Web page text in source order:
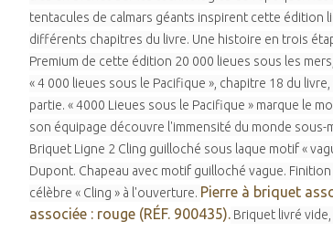
tentacules de calmars géants inspirent cette édition
différents chapitres du livre. Une histoire en trois
Premium de cette édition 20 000 lieues sous les
« 4 000 lieues sous le Pacifique », chapitre 18 du
partie. « 4000 Lieues sous le Pacifique » marque le
son équipage découvre l'immensité du monde
Briquet Ligne 2 Cling guilloché sous laque motif «
Dupont. Chapeau avec motif guilloché vague.
célèbre « Cling » à l'ouverture. Pierre à briquet
associée : rouge (RÉF. 900435). Briquet livré